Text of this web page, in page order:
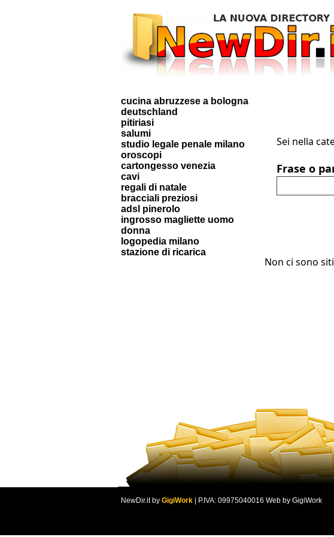
cucina abruzzese a bologna
deutschland
pitiriasi
salumi
studio legale penale milano
oroscopi
cartongesso venezia
cavi
regali di natale
bracciali preziosi
adsl pinerolo
ingrosso magliette uomo
donna
logopedia milano
stazione di ricarica
Sei nella
Frase o
Non ci sono
NewDir.it by GigiWork | P.IVA: 09975040016 Web by GigiWork